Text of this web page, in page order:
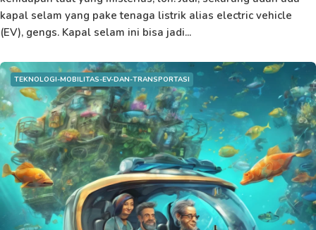
kapal selam yang pake tenaga listrik alias electric vehicle
(EV), gengs. Kapal selam ini bisa jadi...
TEKNOLOGI-MOBILITAS-EV-DAN-TRANSPORTASI